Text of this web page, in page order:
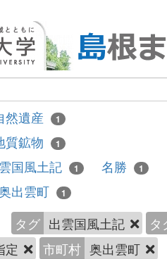
然遺産 1
質鉱物 1
国風土記 1 名勝 1
出雲町 1
タグ 出雲国風土記
タ
定 市町村 奥出雲町